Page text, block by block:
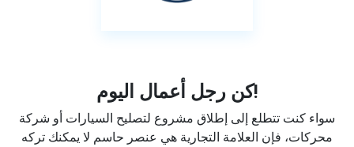
كن رجل أعمال اليوم!
سواء كنت تتطلع إلى إطلاق مشروع لتصليح السيارات أو شركة
محركات، فإن العلامة التجارية هي عنصر حاسم لا يمكنك تركه